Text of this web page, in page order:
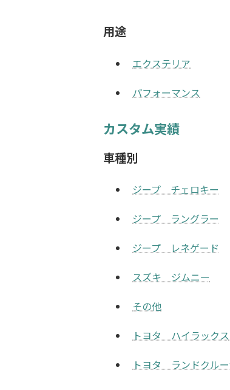
用途
エクステリア
パフォーマンス
カスタム実績
車種別
ジープ チェロキー
ジープ ラングラー
ジープ レネゲード
スズキ ジムニー
その他
トヨタ ハイラックス
トヨタ ランドクル